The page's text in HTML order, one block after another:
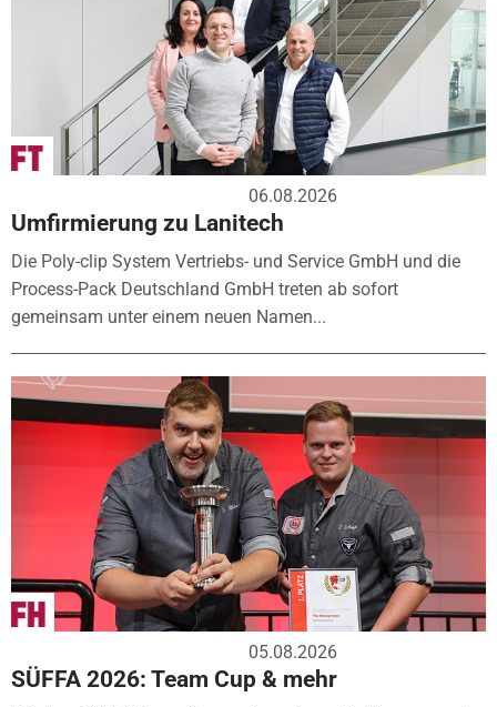
06.08.2026
Umfirmierung zu Lanitech
Die Poly-clip System Vertriebs- und Service GmbH und die
Process-Pack Deutschland GmbH treten ab sofort
gemeinsam unter einem neuen Namen...
05.08.2026
SÜFFA 2026: Team Cup & mehr